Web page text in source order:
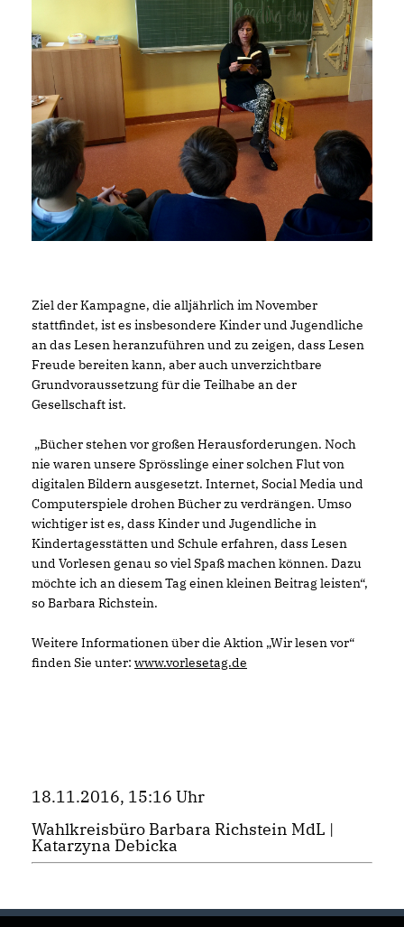
Ziel der Kampagne, die alljährlich im November
stattfindet, ist es insbesondere Kinder und Jugendliche
an das Lesen heranzuführen und zu zeigen, dass Lesen
Freude bereiten kann, aber auch unverzichtbare
Grundvoraussetzung für die Teilhabe an der
Gesellschaft ist.
Bücher stehen vor großen Herausforderungen. Noch
nie waren unsere Sprösslinge einer solchen Flut von
digitalen Bildern ausgesetzt. Internet, Social Media und
Computerspiele drohen Bücher zu verdrängen. Umso
wichtiger ist es, dass Kinder und Jugendliche in
Kindertagesstätten und Schule erfahren, dass Lesen
und Vorlesen genau so viel Spaß machen können. Dazu
möchte ich an diesem Tag einen kleinen Beitrag leisten“,
so Barbara Richstein.
Weitere Informationen über die Aktion „Wir lesen vor“
finden Sie unter: www.vorlesetag.de
18.11.2016, 15:16 Uhr
Wahlkreisbüro Barbara Richstein MdL |
Katarzyna Debicka